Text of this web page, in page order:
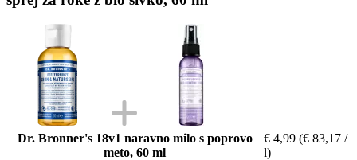
Dr. Bronner's 18v1 naravno milo s poprovo
meto, 60 ml
€ 4,99 (€ 83,17 /
l)